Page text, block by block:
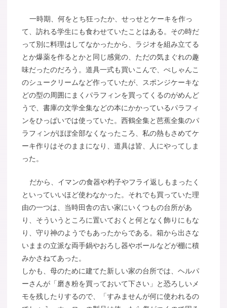
一時期、何をとち狂ったか、せっせとケーキを作っ
て、訪れる学生にも食わせていたことはある。その時だ
って別に料理はしてなかったから、ラジオを組み立てる
とか爆薬を作るとかと同じ感覚の、ただの気まぐれの趣
味だったのだろう。道具一式も買いこんで、ぺしゃんこ
のシュークリームなど作っていたが、スポンジケーキな
どの型の周囲にまくパラフィンを買ってくるのがめんど
うで、書庫の文学全集などの本にかかっているパラフィ
ンをひっぱいでは使っていた。西鶴全集と芭蕉全集のパ
ラフィンがほぼ全部なくなったころ、私の熱もさめてケ
ーキ作りはそのままになり、道具は皆、人にやってしま
った。
だから、イマンの食器や杓子やフライ返しもまったく
といっていいほど使わなかった。それでも買っていた理
由の一つは、当時田舎の古い家にいくつもの台所があ
り、そういうところに置いておくと何となく飾りにもな
り、守り神のようでもあったからである。箱から出さな
いままの立派な両手鍋やおろし器やボールなどが棚に積
みかさねてあった。
しかも、母のために建てた新しい家の台所では、ヘルパ
ーさんが「磨き粉を買っておいて下さい」と恐ろしいメ
モを残したりするので、「すみませんが何に使われるの